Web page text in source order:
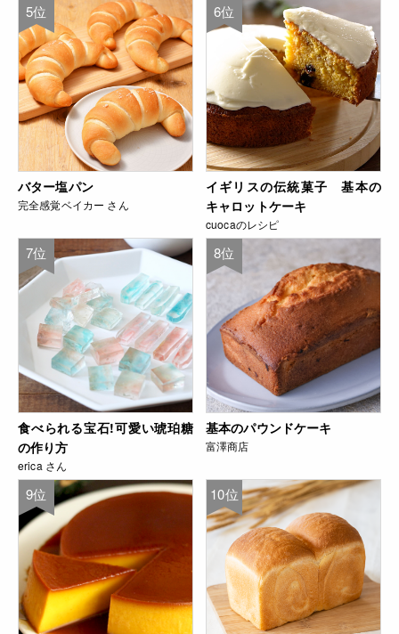
5位
バター塩パン
完全感覚ベイカー さん
6位
イギリスの伝統菓子 基本の
キャロットケーキ
cuocaのレシピ
7位
食べられる宝石!可愛い琥珀糖
の作り方
erica さん
8位
基本のパウンドケーキ
富澤商店
9位 10位